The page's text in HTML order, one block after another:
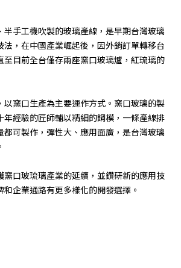
半手工機吹製的玻璃產線，是早期台灣玻璃
法，在中國產業崛起後，因外銷訂單轉移台
至目前全台僅存兩座窯口玻璃爐，紅琉璃的
以窯口生產為主要運作方式。窯口玻璃的製
年經驗的匠師輔以精細的鋼模，一條產線排
都可製作，彈性大、應用面廣，是台灣玻璃
窯口玻琉璃產業的延續，並鑽研新的應用技
企業通路有更多樣化的開發選擇。